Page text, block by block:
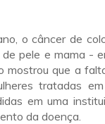
o câncer de
pele e mama -
mostrou que a
tratadas
em uma
da doença.